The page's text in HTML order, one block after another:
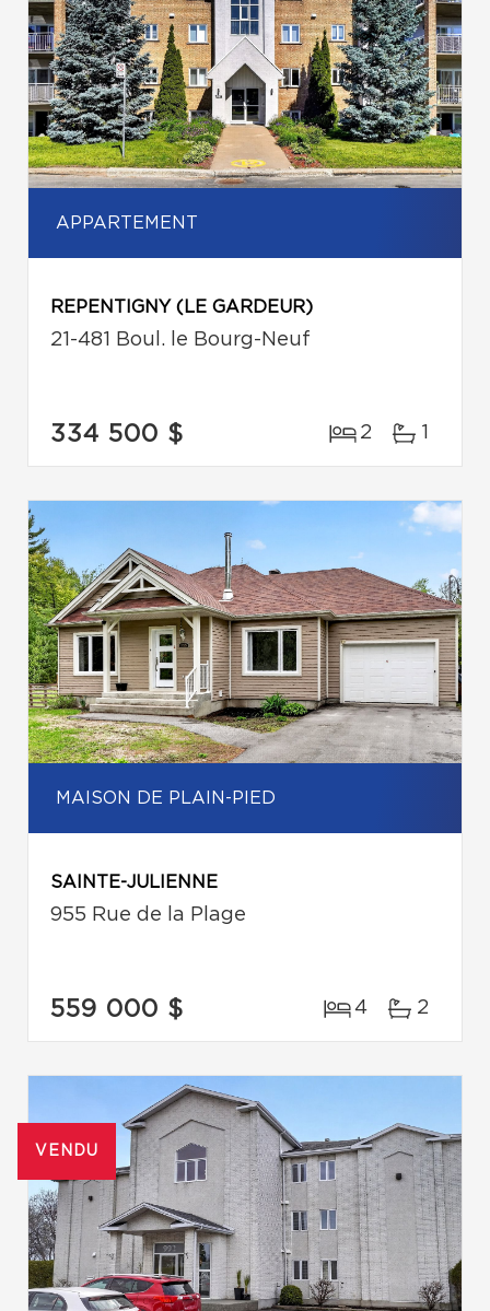
APPARTEMENT
REPENTIGNY (LE GARDEUR)
21-481 Boul. le Bourg-Neuf
334 500 $ 2 1
MAISON DE PLAIN-PIED
SAINTE-JULIENNE
955 Rue de la Plage
559 000 $ 4 2
VENDU